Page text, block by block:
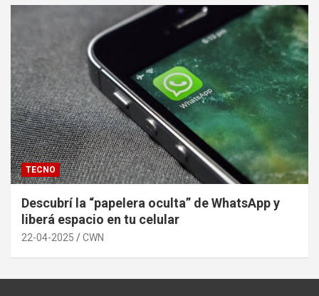
TECNO
Descubrí la “papelera oculta” de WhatsApp y
liberá espacio en tu celular
22-04-2025 CWN